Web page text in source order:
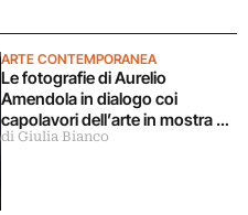
ARTE CONTEMPORANEA
Le fotografie di Aurelio
Amendola in dialogo coi
capolavori dell’arte in mostra a
Milano
di Giulia Bianco